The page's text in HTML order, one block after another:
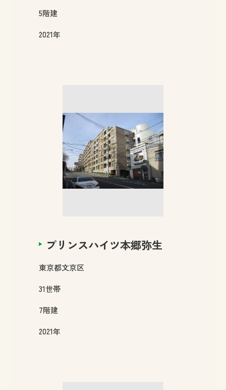
5階建
2021年
プリンスハイツ本郷弥生
東京都文京区
31世帯
7階建
2021年